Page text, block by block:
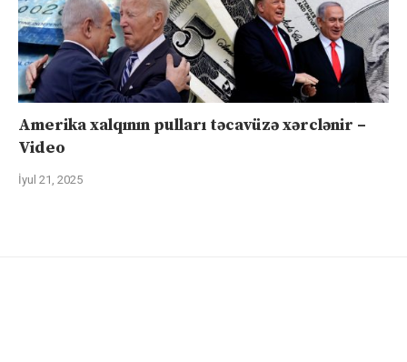
Amerika xalqının pulları təcavüzə xərclənir –
Video
İyul 21, 2025